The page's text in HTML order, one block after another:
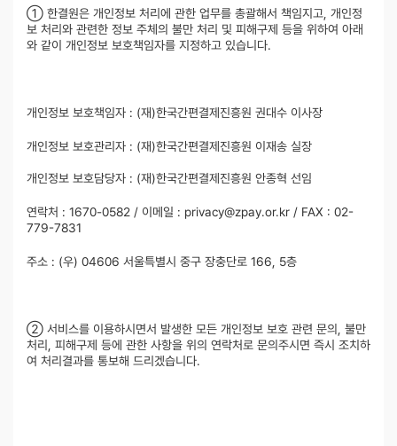
① 한결원은 개인정보 처리에 관한 업무를 총괄해서 책임지고, 개인정
보 처리와 관련한 정보 주체의 불만 처리 및 피해구제 등을 위하여 아래
와 같이 개인정보 보호책임자를 지정하고 있습니다.
개인정보 보호책임자 : (재)한국간편결제진흥원 권대수 이사장
개인정보 보호관리자 : (재)한국간편결제진흥원 이재송 실장
개인정보 보호담당자 : (재)한국간편결제진흥원 안종혁 선임
연락처 : 1670-0582 / 이메일 : privacy@zpay.or.kr / FAX : 02-
779-7831
주소 : (우) 04606 서울특별시 중구 장충단로 166, 5층
② 서비스를 이용하시면서 발생한 모든 개인정보 보호 관련 문의, 불만
처리, 피해구제 등에 관한 사항을 위의 연락처로 문의주시면 즉시 조치하
여 처리결과를 통보해 드리겠습니다.